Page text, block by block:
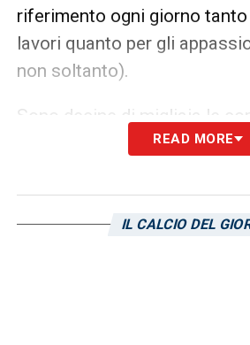
riferimento ogni giorno
lavori quanto per gli
non soltanto).
Sono decine di migliaia le
le mattine in edicola, ma
già dalla sera precedente.
prime pagine deiQuotidiani
READ MORE
IL CALCIO DEL